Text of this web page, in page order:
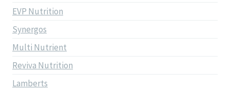
EVP Nutrition
Synergos
Multi Nutrient
Reviva Nutrition
Lamberts